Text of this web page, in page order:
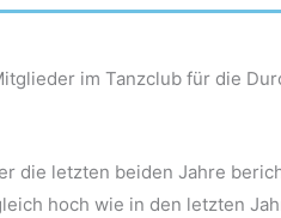
im Tanzclub für die
die letzten beiden Jahre
hoch wie in den letzten